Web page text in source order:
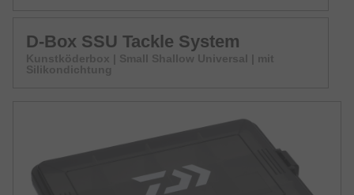
D-Box SSU Tackle System
Kunstköderbox | Small Shallow Universal | mit
Silikondichtung